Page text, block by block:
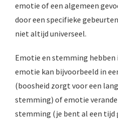
emotie of een algemeen
door een specifieke
niet altijd universeel.
Emotie en stemming hebben
emotie kan bijvoorbeeld in
(boosheid zorgt voor een
stemming) of emotie
stemming (je bent al een tijd